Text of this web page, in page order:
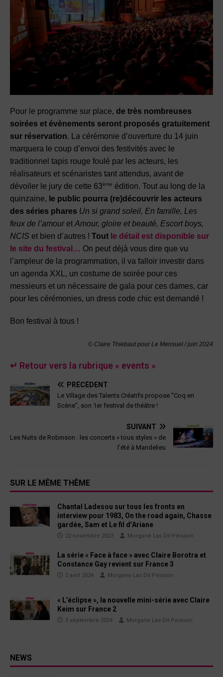
Pour le programme sur place, de très nombreuses
soirées et évènements seront proposés gratuitement
sur réservation. La cérémonie d’ouverture du 14 juin
marquera le coup d’envoi des festivités avec le
traditionnel tapis rouge foulé par les acteurs, les
réalisateurs et scénaristes tant attendus, avant de
dévoiler le jury de cette 63ème édition. Tout au long de la
quinzaine, le public pourra (re)découvrir les acteurs
des séries phares Un si grand soleil, En famille, Les
feux de l’amouret Amour, gloire et beauté, Escort boys,
NCIS et bien d’autres ! Tout le détail est disponible sur
le site du festival… On peut déjà vous dire que vu
l’ampleur de la programmation, il va falloir investir dans
un agenda XXL, un costume de soirée pour ces
messieurs et un nécessaire de gala pour ces dames, car
pour les cérémonies, un dress code chic est demandé !
Bon festival à tous !
© Claire Thiebaut pour Le Mensuel / juin 2024
↵ Retour vers la rubrique « events »
PRÉCÉDENT
Le Village des Talents Créatifs propose “Coq en
Scène”, son 1er festival de théâtre !
SUIVANT
Les Nuits de Robinson : les concerts « tous styles » de
l’été à Mandelieu
SUR LE MÊME THÈME
Chantal Ladesou sur tous les fronts en
interview pour 1983, On the road again, Chasse
gardée, Sam et Le fil d’Ariane
22 novembre 2023 Morgane Las Dit Peisson
La série « Face à face » avec Claire Borotra et
Constance Gay revient sur France 3
2 avril 2024 Morgane Las Dit Peisson
« L’éclipse », la nouvelle mini-série avec Claire
Keim sur France 2
3 septembre 2024 Morgane Las Dit Peisson
NEWS